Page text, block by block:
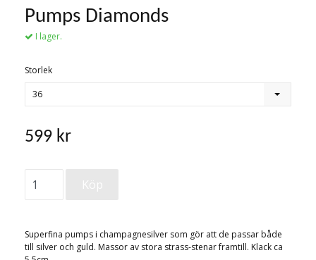
Pumps Diamonds
I lager.
Storlek
36
599 kr
Superfina pumps i champagnesilver som gör att de passar både
till silver och guld. Massor av stora strass-stenar framtill. Klack ca